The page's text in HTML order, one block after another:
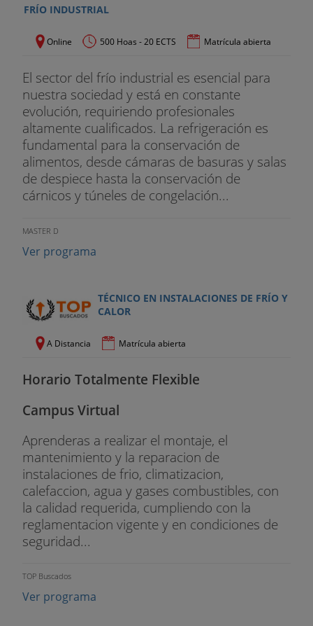
FRÍO INDUSTRIAL
Online 500 Hoas - 20 ECTS Matrícula abierta
El sector del frío industrial es esencial para
nuestra sociedad y está en constante
evolución, requiriendo profesionales
altamente cualificados. La refrigeración es
fundamental para la conservación de
alimentos, desde cámaras de basuras y salas
de despiece hasta la conservación de
cárnicos y túneles de congelación...
MASTER D
Ver programa
TÉCNICO EN INSTALACIONES DE FRÍO Y
CALOR
A Distancia Matrícula abierta
Horario Totalmente Flexible
Campus Virtual
Aprenderas a realizar el montaje, el
mantenimiento y la reparacion de
instalaciones de frio, climatizacion,
calefaccion, agua y gases combustibles, con
la calidad requerida, cumpliendo con la
reglamentacion vigente y en condiciones de
seguridad...
TOP Buscados
Ver programa